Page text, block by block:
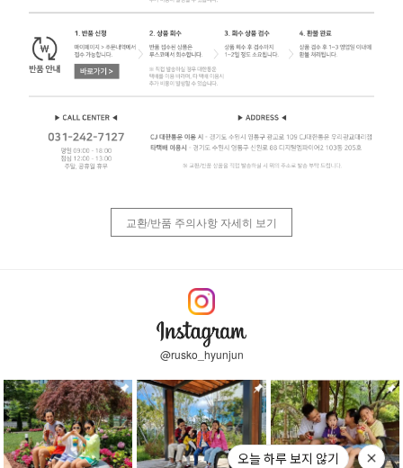
교환/반품 주의사항 자세히 보기
@rusko_hyunjun
오늘 하루 보지 않기